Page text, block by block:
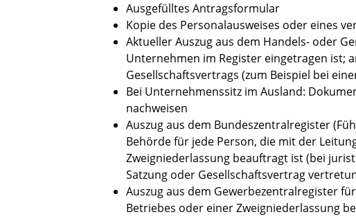
Ausgefülltes Antragsformular
Kopie des Personalausweises oder eines
Aktueller Auszug aus dem Handels- oder
Unternehmen im Register eingetragen ist;
Gesellschaftsvertrags (zum Beispiel bei
Bei Unternehmenssitz im Ausland:
nachweisen
Auszug aus dem Bundeszentralregister
Behörde für jede Person, die mit der
Zweigniederlassung beauftragt ist (bei
Satzung oder Gesellschaftsvertrag
Auszug aus dem Gewerbezentralregister
Betriebes oder einer Zweigniederlassung